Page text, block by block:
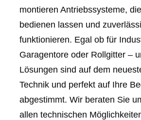
montieren Antriebssysteme,
bedienen lassen und
funktionieren. Egal ob für
Garagentore oder Rollgitter –
Lösungen sind auf dem
Technik und perfekt auf Ihre
abgestimmt. Wir beraten Sie
allen technischen